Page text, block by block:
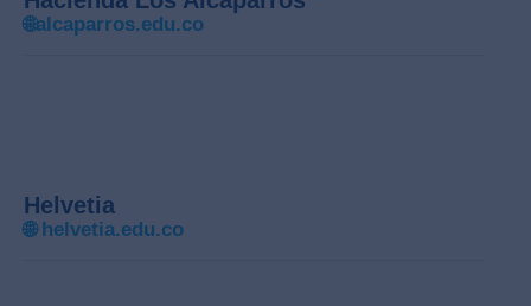
🌐alcaparros.edu.co
Helvetia
🌐helvetia.edu.co